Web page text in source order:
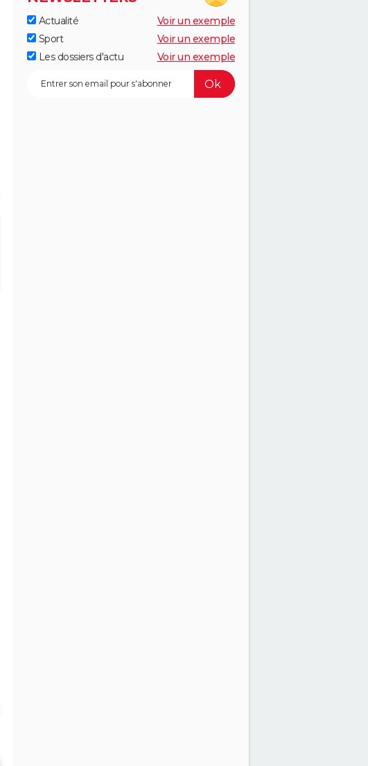
Actualité
Voir un exemple
Sport
Voir un exemple
Les dossiers d'actu
Voir un exemple